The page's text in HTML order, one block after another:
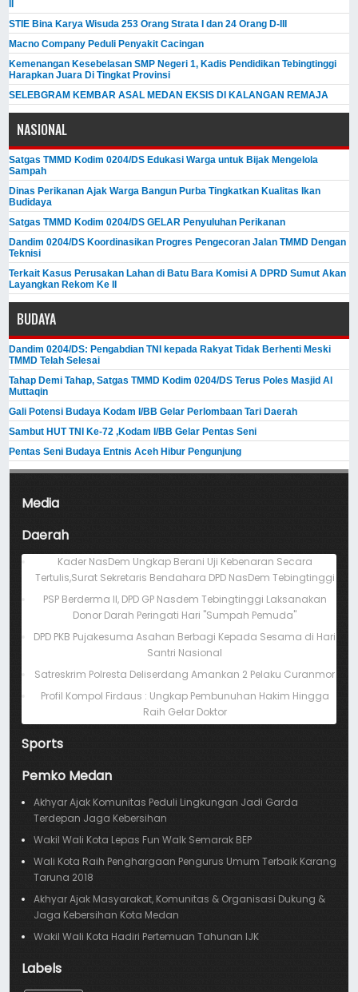
STIE Bina Karya Wisuda 253 Orang Strata I dan 24 Orang D-III
Macno Company Peduli Penyakit Cacingan
Kemenangan Kesebelasan SMP Negeri 1, Kadis Pendidikan Tebingtinggi
Harapkan Juara Di Tingkat Provinsi
SELEBGRAM KEMBAR ASAL MEDAN EKSIS DI KALANGAN REMAJA
NASIONAL
Satgas TMMD Kodim 0204/DS Edukasi Warga untuk Bijak Mengelola
Sampah
Dinas Perikanan Ajak Warga Bangun Purba Tingkatkan Kualitas Ikan
Budidaya
Satgas TMMD Kodim 0204/DS GELAR Penyuluhan Perikanan
Dandim 0204/DS Koordinasikan Progres Pengecoran Jalan TMMD Dengan
Teknisi
Terkait Kasus Perusakan Lahan di Batu Bara Komisi A DPRD Sumut Akan
Layangkan Rekom Ke II
BUDAYA
Dandim 0204/DS: Pengabdian TNI kepada Rakyat Tidak Berhenti Meski ​
TMMD Telah Selesai
Tahap Demi Tahap, Satgas TMMD Kodim 0204/DS Terus Poles Masjid Al
Muttaqin
Gali Potensi Budaya Kodam I/BB Gelar Perlombaan Tari Daerah
Sambut HUT TNI Ke-72 ,Kodam I/BB Gelar Pentas Seni
Pentas Seni Budaya Entnis Aceh Hibur Pengunjung
Media
Daerah
Kader NasDem Ungkap Berani Uji Kebenaran Secara
Tertulis,Surat Sekretaris Bendahara DPD NasDem Tebingtinggi
PSP Berderma II, DPD GP Nasdem Tebingtinggi Laksanakan
Donor Darah Peringati Hari "Sumpah Pemuda"
DPD PKB Pujakesuma Asahan Berbagi Kepada Sesama di Hari
Santri Nasional
Satreskrim Polresta Deliserdang Amankan 2 Pelaku Curanmor
Profil Kompol Firdaus : Ungkap Pembunuhan Hakim Hingga
Raih Gelar Doktor
Sports
Pemko Medan
Akhyar Ajak Komunitas Peduli Lingkungan Jadi Garda
Terdepan Jaga Kebersihan
Wakil Wali Kota Lepas Fun Walk Semarak BEP
Wali Kota Raih Penghargaan Pengurus Umum Terbaik Karang
Taruna 2018
Akhyar Ajak Masyarakat, Komunitas & Organisasi Dukung &
Jaga Kebersihan Kota Medan
Wakil Wali Kota Hadiri Pertemuan Tahunan IJK
Labels